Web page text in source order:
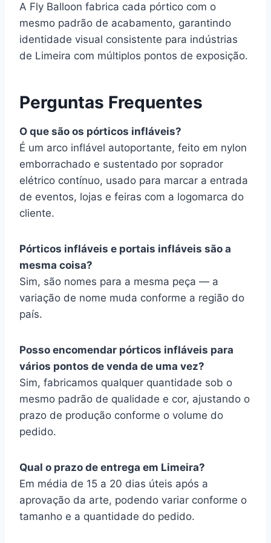
A Fly Balloon fabrica cada pórtico com o
mesmo padrão de acabamento, garantindo
identidade visual consistente para indústrias
de Limeira com múltiplos pontos de exposição.
Perguntas Frequentes
O que são os pórticos infláveis?
É um arco inflável autoportante, feito em nylon
emborrachado e sustentado por soprador
elétrico contínuo, usado para marcar a entrada
de eventos, lojas e feiras com a logomarca do
cliente.
Pórticos infláveis e portais infláveis são a
mesma coisa?
Sim, são nomes para a mesma peça — a
variação de nome muda conforme a região do
país.
Posso encomendar pórticos infláveis para
vários pontos de venda de uma vez?
Sim, fabricamos qualquer quantidade sob o
mesmo padrão de qualidade e cor, ajustando o
prazo de produção conforme o volume do
pedido.
Qual o prazo de entrega em Limeira?
Em média de 15 a 20 dias úteis após a
aprovação da arte, podendo variar conforme o
tamanho e a quantidade do pedido.